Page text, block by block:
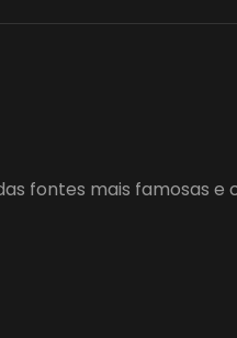
fontes mais famosas e